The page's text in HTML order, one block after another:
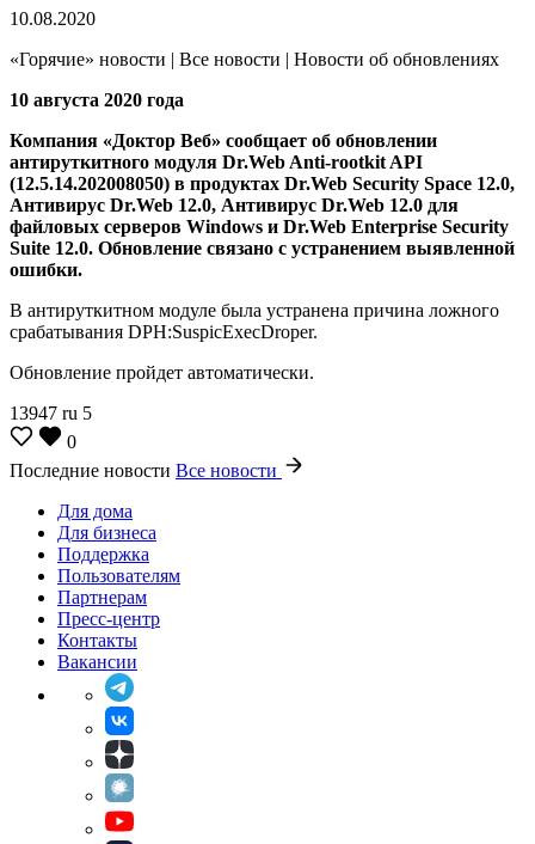
10.08.2020
«Горячие» новости | Все новости | Новости об обновлениях
10 августа 2020 года
Компания «Доктор Веб» сообщает об обновлении
антируткитного модуля Dr.Web Anti-rootkit API
(12.5.14.202008050) в продуктах Dr.Web Security Space 12.0,
Антивирус Dr.Web 12.0, Антивирус Dr.Web 12.0 для
файловых серверов Windows и Dr.Web Enterprise Security
Suite 12.0. Обновление связано с устранением выявленной
ошибки.
В антируткитном модуле была устранена причина ложного
срабатывания DPH:SuspicExecDroper.
Обновление пройдет автоматически.
13947 ru 5
0
Последние новости Все новости
Для дома
Для бизнеса
Поддержка
Пользователям
Партнерам
Пресс-центр
Контакты
Вакансии